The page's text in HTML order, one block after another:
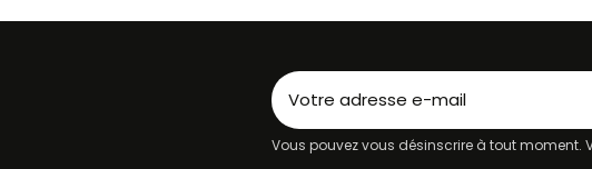
Vous pouvez vous désinscrire à tout